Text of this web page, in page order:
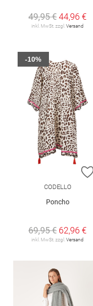
49,95 €44,96 €
inkl. MwSt. zzgl. Versand
CODELLO
Poncho
69,95 € 62,96 €
inkl. MwSt. zzgl. Versand
-10%